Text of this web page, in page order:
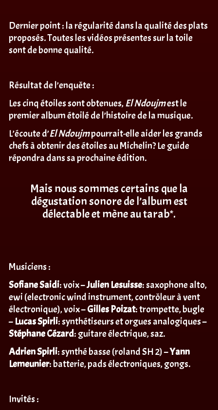
Dernier point : la régularité dans la qualité des plats
proposés. Toutes les vidéos présentes sur la toile
sont de bonne qualité.
Résultat de l’enquête :
Les cinq étoiles sont obtenues,El Ndoujmest le
premier album étoilé de l’histoire de la musique.
L’écoute d’El Ndoujmpourrait-elle aider les grands
chefs à obtenir des étoiles au Michelin? Le guide
répondra dans sa prochaine édition.
Mais nous sommes certains que la
dégustation sonore de l’album est
délectable et mène au tarab*.
Musiciens :
Sofiane Saidi: voix –Julien Lesuisse: saxophone alto,
ewi (electronic wind instrument, contrôleur à vent
électronique), voix –Gilles Poizat: trompette, bugle
– Lucas Spirli: synthétiseurs et orgues analogiques –
Stéphane Cézard: guitare électrique, saz.
Adrien Spirli: synthé basse (roland SH 2) –Yann
Lemeunier: batterie, pads électroniques, gongs.
Invités :